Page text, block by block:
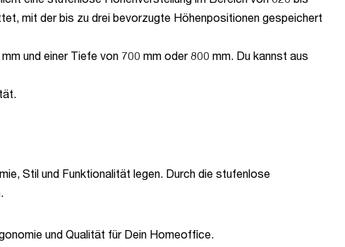
mit der bis zu drei bevorzugte Höhenpositionen gespeichert
und einer Tiefe von 700 mm oder 800 mm. Du kannst aus
Stil und Funktionalität legen. Durch die stufenlose
und Qualität für Dein Homeoffice.